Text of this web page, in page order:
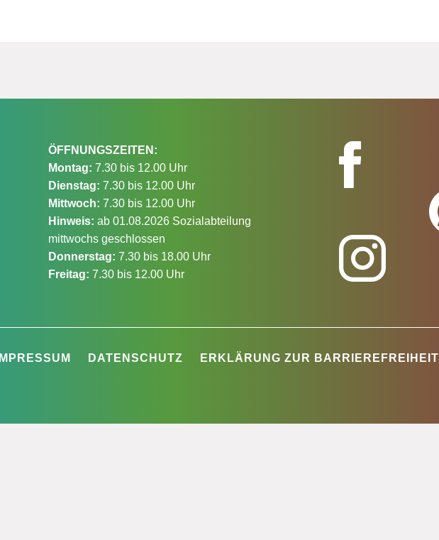
ÖFFNUNGSZEITEN:
Montag: 7.30 bis 12.00 Uhr
Dienstag: 7.30 bis 12.00 Uhr
Mittwoch: 7.30 bis 12.00 Uhr
Hinweis: ab 01.08.2026 Sozialabteilung
mittwochs geschlossen
Donnerstag: 7.30 bis 18.00 Uhr
Freitag: 7.30 bis 12.00 Uhr
IMPRESSUM DATENSCHUTZ ERKLÄRUNG ZUR BARRIEREFREIHEIT